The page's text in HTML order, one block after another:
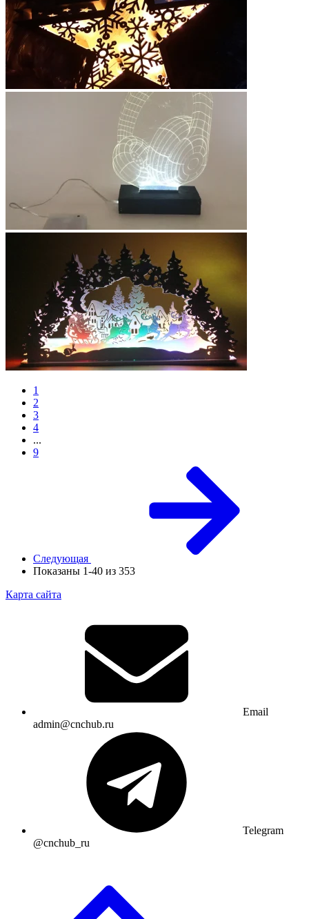
1
2
3
4
...
9
Следующая
Показаны 1-40 из 353
Карта сайта
Email
admin@cnchub.ru
Telegram
@cnchub_ru